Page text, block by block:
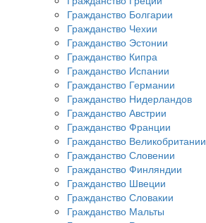
Гражданство Болгарии
Гражданство Чехии
Гражданство Эстонии
Гражданство Кипра
Гражданство Испании
Гражданство Германии
Гражданство Нидерландов
Гражданство Австрии
Гражданство Франции
Гражданство Великобритании
Гражданство Словении
Гражданство Финляндии
Гражданство Швеции
Гражданство Словакии
Гражданство Мальты